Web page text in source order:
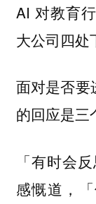
AI 对教育
大公司四处
面对是否要
的回应是三
「有时会
感慨道，